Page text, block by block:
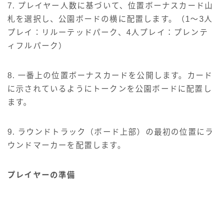
7. プレイヤー人数に基づいて、位置ボーナスカード山
札を選択し、公園ボードの横に配置します。（1～3人
プレイ：リルーテッドパーク、4人プレイ：プレンテ
ィフルパーク）
8. 一番上の位置ボーナスカードを公開します。カード
に示されているようにトークンを公園ボードに配置し
ます。
9. ラウンドトラック（ボード上部）の最初の位置にラ
ウンドマーカーを配置します。
プレイヤーの準備